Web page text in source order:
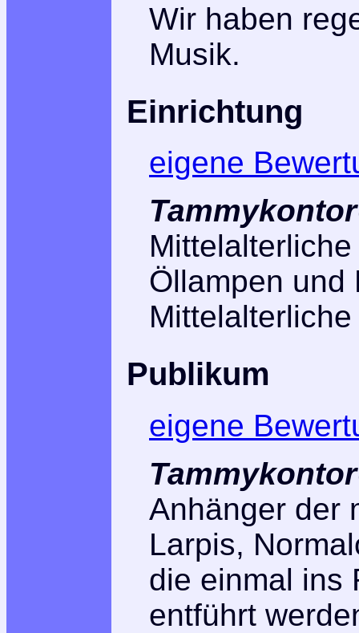
Wir haben
Musik.
Einrichtung
eigene
Öllampen und
Publikum
eigene
Anhänger der
Larpis,
die einmal ins
entführt